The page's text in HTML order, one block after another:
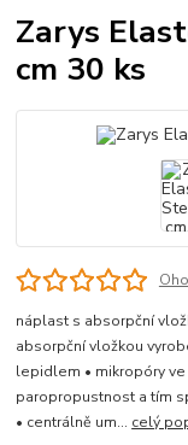
Zarys
cm 30 ks
náplast s absorpční
absorpční vložkou
lepidlem • mikropóry
paropropustnost a tím
• centrálně um... celý